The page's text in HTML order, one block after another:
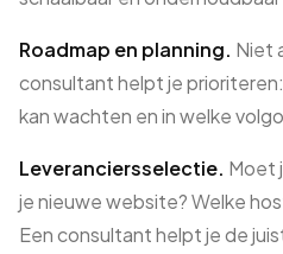
Roadmap en planning. Niet
consultant helpt je
kan wachten en in welke
Leveranciersselectie. Moet
je nieuwe website? Welke
Een consultant helpt je de